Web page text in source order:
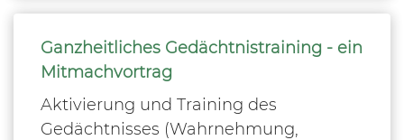
Ganzheitliches Gedächtnistraining - ein
Mitmachvortrag
Aktivierung und Training des
Gedächtnisses (Wahrnehmung,